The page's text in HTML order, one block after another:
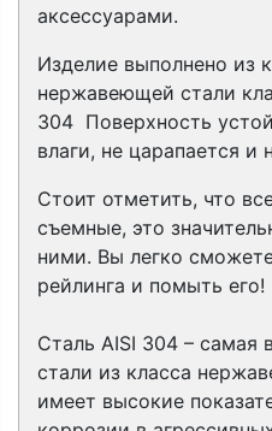
аксессуарами.
Изделие выполнено из
нержавеющей стали
304 Поверхность
влаги, не царапается и
Стоит отметить, что
съемные, это
ними. Вы легко
рейлинга и помыть его!
Сталь AISI 304 – самая
стали из класса
имеет высокие